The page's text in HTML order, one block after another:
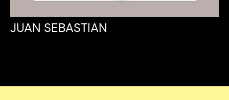
JUAN SEBASTIAN